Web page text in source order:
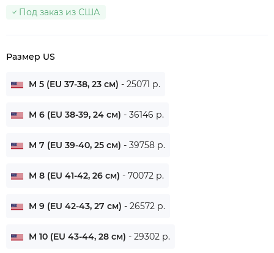
Под заказ из США
Размер US
M 5 (EU 37-38, 23 см) - 25071 р.
M 6 (EU 38-39, 24 см) - 36146 р.
M 7 (EU 39-40, 25 см) - 39758 р.
M 8 (EU 41-42, 26 см) - 70072 р.
M 9 (EU 42-43, 27 см) - 26572 р.
M 10 (EU 43-44, 28 см) - 29302 р.